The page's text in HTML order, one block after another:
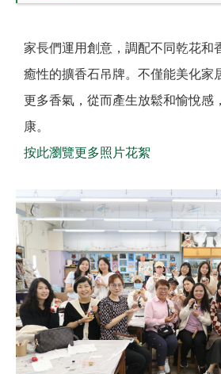
家長們運用創意，調配不同乾花和
癒性的擴香石吊牌。不僅能美化家
更多香氣，從而產生放鬆和愉悅感
康。
按此瀏覽更多照片花絮